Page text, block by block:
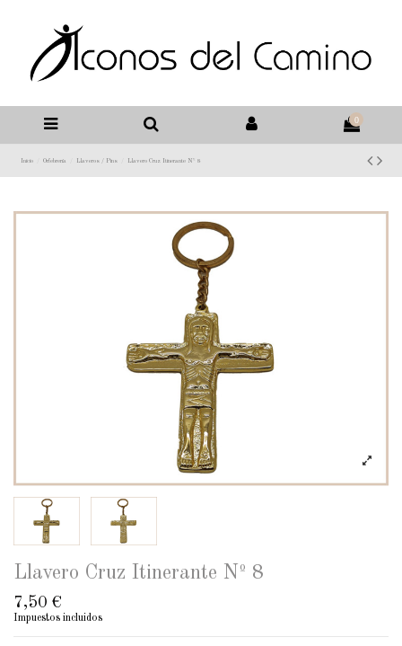
0
Inicio Orfebrería Llaveros / Pins Llavero Cruz Itinerante Nº 8
Llavero Cruz Itinerante Nº 8
7,50 €
Impuestos incluidos